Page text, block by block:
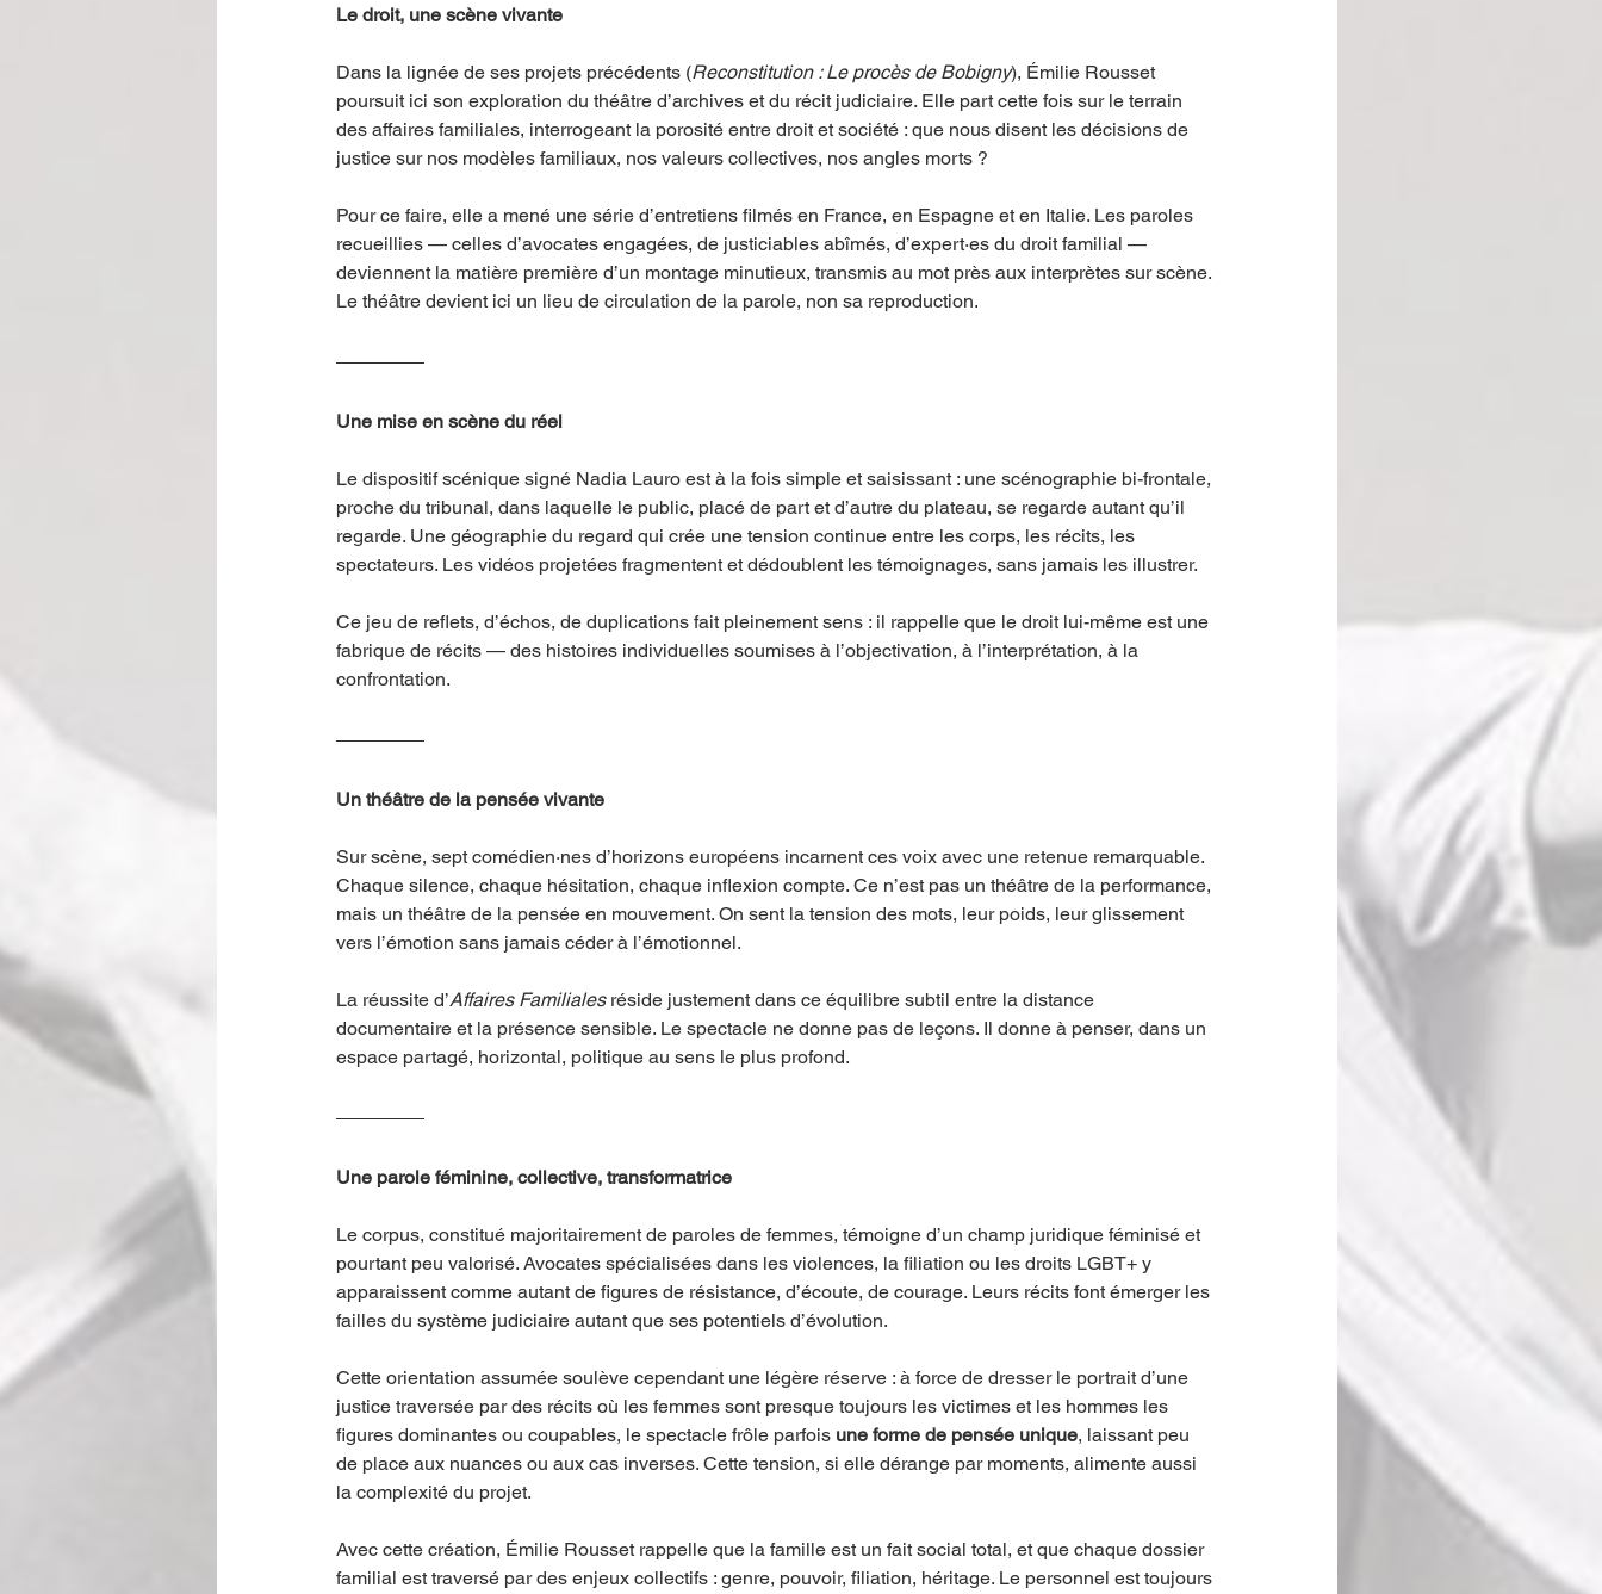
Le droit, une scène vivante
Dans la lignée de ses projets précédents (Reconstitution : Le procès de Bobigny), Émilie Rousset
poursuit ici son exploration du théâtre d’archives et du récit judiciaire. Elle part cette fois sur le terrain
des affaires familiales, interrogeant la porosité entre droit et société : que nous disent les décisions de
justice sur nos modèles familiaux, nos valeurs collectives, nos angles morts ?
Pour ce faire, elle a mené une série d’entretiens filmés en France, en Espagne et en Italie. Les paroles
recueillies — celles d’avocates engagées, de justiciables abîmés, d’expert·es du droit familial —
deviennent la matière première d’un montage minutieux, transmis au mot près aux interprètes sur scène.
Le théâtre devient ici un lieu de circulation de la parole, non sa reproduction.
Une mise en scène du réel
Le dispositif scénique signé Nadia Lauro est à la fois simple et saisissant : une scénographie bi-frontale,
proche du tribunal, dans laquelle le public, placé de part et d’autre du plateau, se regarde autant qu’il
regarde. Une géographie du regard qui crée une tension continue entre les corps, les récits, les
spectateurs. Les vidéos projetées fragmentent et dédoublent les témoignages, sans jamais les illustrer.
Ce jeu de reflets, d’échos, de duplications fait pleinement sens : il rappelle que le droit lui-même est une
fabrique de récits — des histoires individuelles soumises à l’objectivation, à l’interprétation, à la
confrontation.
Un théâtre de la pensée vivante
Sur scène, sept comédien·nes d’horizons européens incarnent ces voix avec une retenue remarquable.
Chaque silence, chaque hésitation, chaque inflexion compte. Ce n’est pas un théâtre de la performance,
mais un théâtre de la pensée en mouvement. On sent la tension des mots, leur poids, leur glissement
vers l’émotion sans jamais céder à l’émotionnel.
La réussite d’Affaires Familiales réside justement dans ce équilibre subtil entre la distance
documentaire et la présence sensible. Le spectacle ne donne pas de leçons. Il donne à penser, dans un
espace partagé, horizontal, politique au sens le plus profond.
Une parole féminine, collective, transformatrice
Le corpus, constitué majoritairement de paroles de femmes, témoigne d’un champ juridique féminisé et
pourtant peu valorisé. Avocates spécialisées dans les violences, la filiation ou les droits LGBT+ y
apparaissent comme autant de figures de résistance, d’écoute, de courage. Leurs récits font émerger les
failles du système judiciaire autant que ses potentiels d’évolution.
Cette orientation assumée soulève cependant une légère réserve : à force de dresser le portrait d’une
justice traversée par des récits où les femmes sont presque toujours les victimes et les hommes les
figures dominantes ou coupables, le spectacle frôle parfois une forme de pensée unique, laissant peu
de place aux nuances ou aux cas inverses. Cette tension, si elle dérange par moments, alimente aussi
la complexité du projet.
Avec cette création, Émilie Rousset rappelle que la famille est un fait social total, et que chaque dossier
familial est traversé par des enjeux collectifs : genre, pouvoir, filiation, héritage. Le personnel est toujours